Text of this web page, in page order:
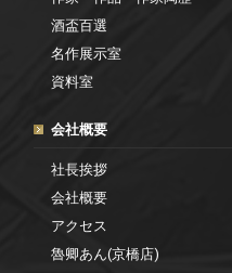
酒盃百選
名作展示室
資料室
会社概要
社長挨拶
会社概要
アクセス
魯卿あん(京橋店)